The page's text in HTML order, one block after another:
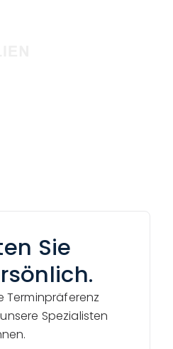
Sie
Terminpräferenz
Spezialisten